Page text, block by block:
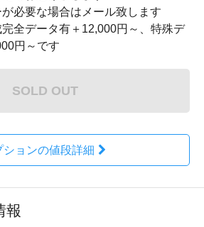
必要な場合はメール致します
全データ有＋12,000円～、特殊デ
円～です
SOLD OUT
ションの値段詳細
報